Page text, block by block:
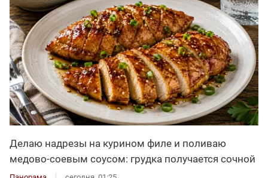
Делаю надрезы на курином филе и поливаю
медово-соевым соусом: грудка получается сочной